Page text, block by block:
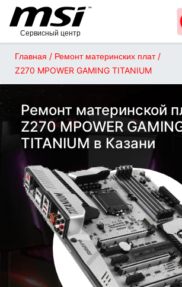
Сервисный центр
Главная / Ремонт материнских плат /
Z270 MPOWER GAMING TITANIUM
Ремонт материнской
Z270 MPOWER
TITANIUM в Казани